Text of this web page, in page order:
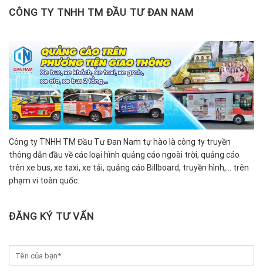
CÔNG TY TNHH TM ĐẦU TƯ ĐAN NAM
Công ty TNHH TM Đầu Tư Đan Nam tự hào là công ty truyền
thông dẫn đầu về các loại hình quảng cáo ngoài trời, quảng cáo
trên xe bus, xe taxi, xe tải, quảng cáo Billboard, truyền hình,… trên
phạm vi toàn quốc.
ĐĂNG KÝ TƯ VẤN